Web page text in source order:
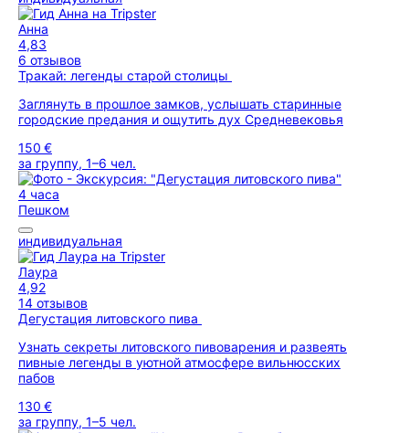
Анна
4,83
6 отзывов
Тракай: легенды старой столицы
Заглянуть в прошлое замков, услышать старинные
городские предания и ощутить дух Средневековья
150 €
за группу, 1–6 чел.
4 часа
Пешком
индивидуальная
Лаура
4,92
14 отзывов
Дегустация литовского пива
Узнать секреты литовского пивоварения и развеять
пивные легенды в уютной атмосфере вильнюсских
пабов
130 €
за группу, 1–5 чел.